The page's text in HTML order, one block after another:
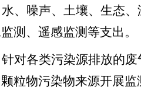
、噪声、土壤、生态、
测、遥感监测等支出。
对各类污染源排放的废
粒物污染物来源开展监